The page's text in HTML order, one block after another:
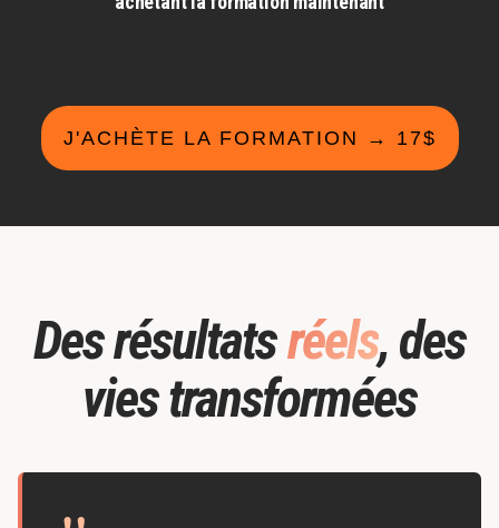
J'ACHÈTE LA FORMATION → 17$
Des résultatsréels, des
vies transformées